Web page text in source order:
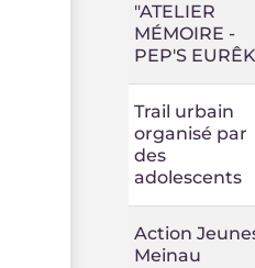
"ATELIER
MÉMOIRE -
PEP'S
Trail urbain
organisé par
des
adolescents
Action
Meinau